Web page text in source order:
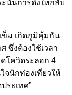
ะนั้นการดึงให้กลับ
ข็ม เกิดภูมิคุ้มกัน
ซึ่งต้องใช้เวลา
ดโควิดระลอก 4
นักท่องเที่ยวให้
ระเทศ”